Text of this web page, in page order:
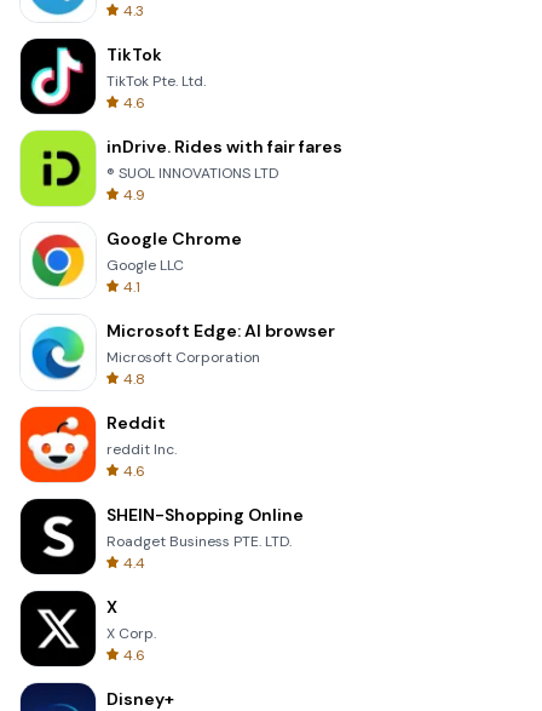
4.3
TikTok
TikTok Pte. Ltd.
4.6
inDrive. Rides with fair fares
® SUOL INNOVATIONS LTD
4.9
Google Chrome
Google LLC
4.1
Microsoft Edge: AI browser
Microsoft Corporation
4.8
Reddit
reddit Inc.
4.6
SHEIN-Shopping Online
Roadget Business PTE. LTD.
4.4
X
X Corp.
4.6
Disney+